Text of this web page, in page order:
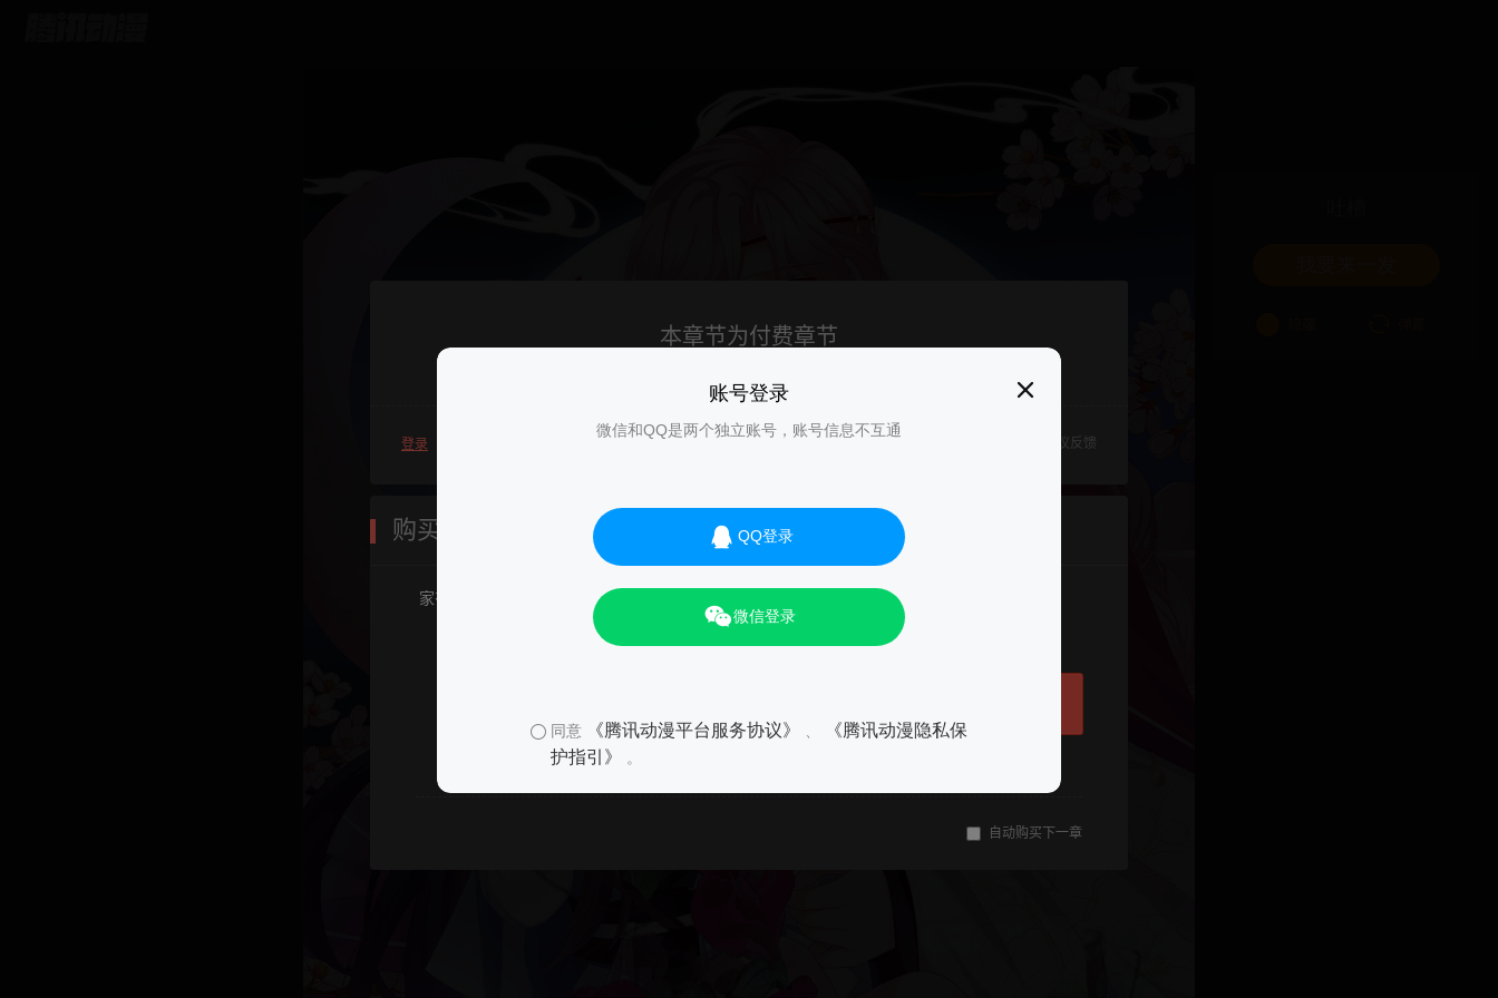
账号登录
微信和QQ是两个独立账号，账号信息不互通
QQ登录
微信登录
同意 《腾讯动漫平台服务协议》
《腾讯动漫隐私保
护指引》
。